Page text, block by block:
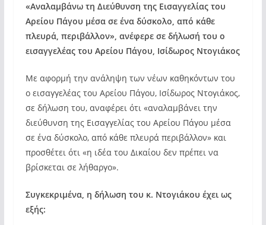
«Αναλαμβάνω τη Διεύθυνση της Εισαγγελίας του
Αρείου Πάγου μέσα σε ένα δύσκολο, από κάθε
πλευρά, περιβάλλον», ανέφερε σε δήλωσή του ο
εισαγγελέας του Αρείου Πάγου, Ισίδωρος Ντογιάκος
Με αφορμή την ανάληψη των νέων καθηκόντων του
ο εισαγγελέας του Αρείου Πάγου, Ισίδωρος Ντογιάκος,
σε δήλωση του, αναφέρει ότι «αναλαμβάνει την
διεύθυνση της Εισαγγελίας του Αρείου Πάγου μέσα
σε ένα δύσκολο, από κάθε πλευρά περιβάλλον» και
προσθέτει ότι «η ιδέα του Δικαίου δεν πρέπει να
βρίσκεται σε λήθαργο».
Συγκεκριμένα, η δήλωση του κ. Ντογιάκου έχει ως
εξής: